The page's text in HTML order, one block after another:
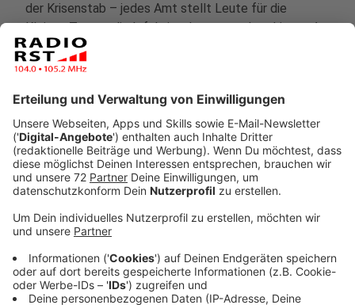
der Krisenstab – jedes Amt stellt Leute für die
Kleinst-Teams, die Infektionsketten recherchieren. An
der Realschule Ochtrup fällt bis zum 29. der Unterricht
aus, weil alle Lehrer in Quarantäne sind. In Nordwalde
Mitarbeiter zuhause, außerdem alle Kinder, die letzte
Woche da waren. Letzte Woche war es die Käthe-
Kollwitz-Realschule in Emsdetten und eine Kita in
Lotte.
Anzeige
Anstieg der Corona-Zahlen hält
Kreismitarbeiter in Atem
Anzeige